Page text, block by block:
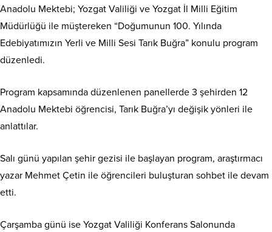
Anadolu Mektebi; Yozgat Valiliği ve Yozgat İl Milli Eğitim
Müdürlüğü ile müştereken “Doğumunun 100. Yılında
Edebiyatımızın Yerli ve Milli Sesi Tarık Buğra” konulu program
düzenledi.
Program kapsamında düzenlenen panellerde 3 şehirden 12
Anadolu Mektebi öğrencisi, Tarık Buğra’yı değişik yönleri ile
anlattılar.
Salı günü yapılan şehir gezisi ile başlayan program, araştırmacı
yazar Mehmet Çetin ile öğrencileri buluşturan sohbet ile devam
etti.
Çarşamba günü ise Yozgat Valiliği Konferans Salonunda